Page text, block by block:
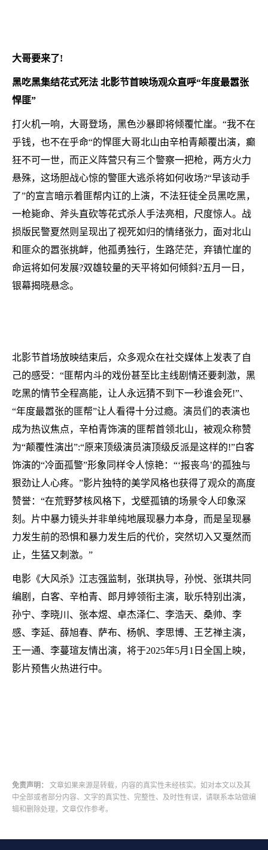
大哥要来了!
黑吃黑集结花式死法 北影节首映场观众直呼“年度最嚣张
悍匪”
打火机一响，大哥登场，黑色沙暴即将倾覆忙崖。“我不在
乎钱，也不在乎命“的悍匪大哥北山由辛柏青颠覆出演，癫
狂不可一世，而正义阵营只有三个警察一把枪，两方火力
悬殊，这场胆战心惊的警匪大逃杀将如何收场?“早该动手
了”的宣言暗示着匪帮内讧的上演，不法狂徒全员黑吃黑，
一枪毙命、斧头直砍等花式杀人手法亮相，尺度惊人。战
损版民警夏然则呈现出了视死如归的情绪张力，面对北山
和匪众的嚣张挑衅，他孤勇独行，生路茫茫，弃镇忙崖的
命运将如何发展?双雄较量的天平将如何倾斜?五月一日，
银幕揭晓悬念。
北影节首场放映结束后，众多观众在社交媒体上发表了自
己的感受：“匪帮内斗的戏份甚至比主线剧情还要刺激，黑
吃黑的情节全程高能，让人永远猜不到下一秒谁会死!”、
“年度最嚣张的匪帮”让人看得十分过瘾。演员们的表演也
成为热议焦点，辛柏青饰演的匪帮首领北山，被观众称赞
为“颠覆性演出”:“原来顶级演员演顶级反派是这样的!”白客
饰演的“冷面孤警”形象同样令人惊艳：“‘报丧鸟’的孤独与
狠劲让人心疼。”影片独特的美学风格也获得了观众的高度
赞誉：“在荒野梦核风格下，戈壁孤镇的场景令人印象深
刻。片中暴力镜头并非单纯地展现暴力本身，而是呈现暴
力发生前的恐惧和暴力发生后的代价，突然切入又戛然而
止，生猛又刺激。”
电影《大风杀》江志强监制，张琪执导，孙悦、张琪共同
编剧，白客、辛柏青、郎月婷领衔主演，耿乐特别出演，
孙宁、李晓川、张本煜、卓杰泽仁、李浩天、桑帅、李
感、李延、薛旭春、萨布、杨帆、李思博、王艺禅主演，
王一通、李蔓瑄友情出演，将于2025年5月1日全国上映，
影片预售火热进行中。
免责声明：
文章如果来源是转载，内容的真实性未经核实。如对本文以及其
中全部或者部分内容、文字的真实性、完整性、及时性有误，请联系本站做编
辑和删除处理，文章仅作参考。